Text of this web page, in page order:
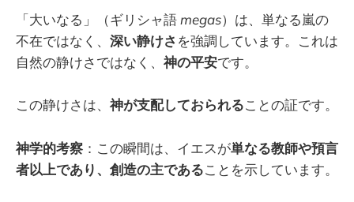
「大いなる」（ギリシャ語 megas）は、単なる嵐の
不在ではなく、 深い静けさ を強調しています。これは
自然の静けさではなく、 神の平安です。
この静けさは、 神が支配しておられることの証です。
神学的考察 ：この瞬間は、イエスが単なる教師や預言
者以上であり、創造の主であることを示しています。